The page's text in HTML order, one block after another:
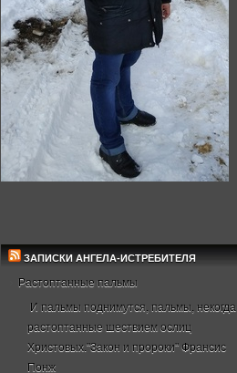
ЗАПИСКИ АНГЕЛА-ИСТРЕБИТЕЛЯ
Растоптанные пальмы
И пальмы поднимутся, пальмы, некогда
растоптанные шествием ослиц
Христовых."Закон и пророки" Франсис
Понж